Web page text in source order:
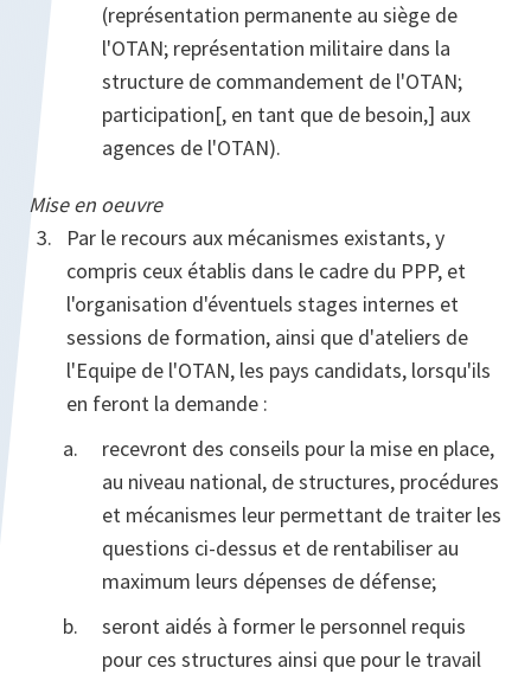
(représentation permanente au siège de
l'OTAN; représentation militaire dans la
structure de commandement de l'OTAN;
participation[, en tant que de besoin,] aux
agences de l'OTAN).
Mise en oeuvre
Par le recours aux mécanismes existants, y
compris ceux établis dans le cadre du PPP, et
l'organisation d'éventuels stages internes et
sessions de formation, ainsi que d'ateliers de
l'Equipe de l'OTAN, les pays candidats, lorsqu'ils
en feront la demande :
recevront des conseils pour la mise en place,
au niveau national, de structures, procédures
et mécanismes leur permettant de traiter les
questions ci-dessus et de rentabiliser au
maximum leurs dépenses de défense;
seront aidés à former le personnel requis
pour ces structures ainsi que pour le travail